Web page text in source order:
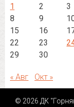
1
2 3
8
9
15
16
22
23
29
30
« Авг Окт »
© 2026 ДК